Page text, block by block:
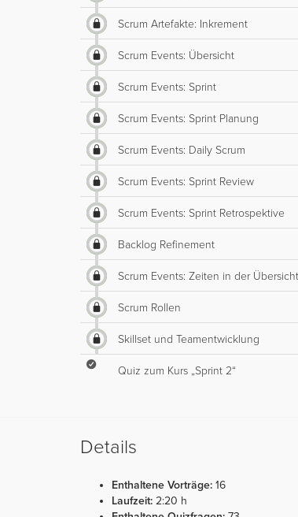
Scrum Artefakte: Inkrement
Scrum Events: Übersicht
Scrum Events: Sprint
Scrum Events: Sprint Planung
Scrum Events: Daily Scrum
Scrum Events: Sprint Review
Scrum Events: Sprint Retrospektive
Backlog Refinement
Scrum Events: Zeiten in der Übersicht
Scrum Rollen
Skillset und Teamentwicklung
Quiz zum Kurs „Sprint 2“
Details
Enthaltene Vorträge: 16
Laufzeit: 2:20 h